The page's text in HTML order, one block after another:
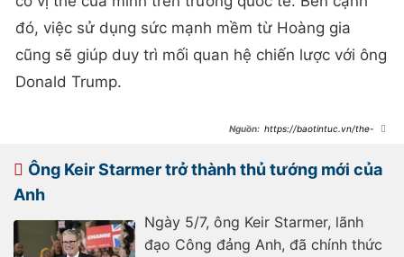
đó, việc sử dụng sức mạnh mềm từ Hoàng gia
cũng sẽ giúp duy trì mối quan hệ chiến lược với ông
Donald Trump.
https://baotintuc.vn/the-
cudonald-trump-
20250120114404868.htm
Ông Keir Starmer trở thành thủ tướng mới của
Anh
Ngày 5/7, ông Keir Starmer, lãnh
đạo Công đảng Anh, đã chính thức